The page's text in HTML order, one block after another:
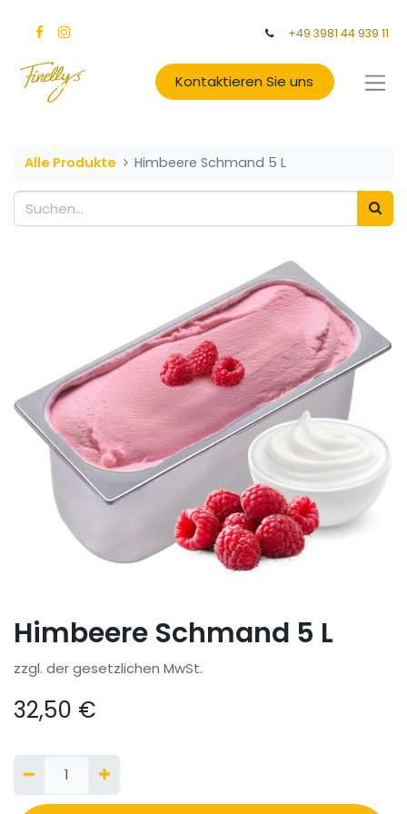
+49 3981 44 939 11
Kontaktieren Sie uns
Alle Produkte Himbeere Schmand 5 L
Himbeere Schmand 5 L
zzgl. der gesetzlichen MwSt.
32,50 €